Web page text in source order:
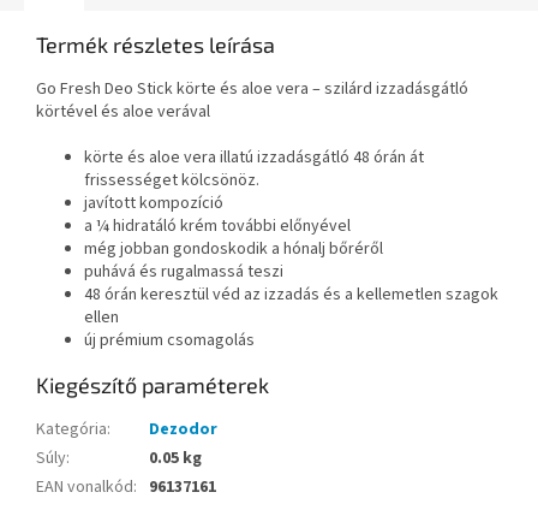
Termék részletes leírása
Go Fresh Deo Stick körte és aloe vera – szilárd izzadásgátló
körtével és aloe verával
körte és aloe vera illatú izzadásgátló 48 órán át
frissességet kölcsönöz.
javított kompozíció
a ¼ hidratáló krém további előnyével
még jobban gondoskodik a hónalj bőréről
puhává és rugalmassá teszi
48 órán keresztül véd az izzadás és a kellemetlen szagok
ellen
új prémium csomagolás
Kiegészítő paraméterek
Kategória:
Dezodor
Súly:
0.05 kg
EAN vonalkód: 96137161